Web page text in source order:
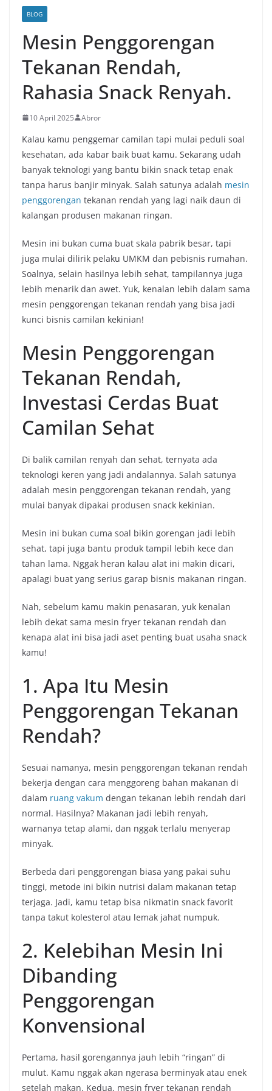
BLOG
Mesin Penggorengan
Tekanan Rendah,
Rahasia Snack Renyah.
10 April 2025 Abror
Kalau kamu penggemar camilan tapi mulai peduli soal
kesehatan, ada kabar baik buat kamu. Sekarang udah
banyak teknologi yang bantu bikin snack tetap enak
tanpa harus banjir minyak. Salah satunya adalah mesin
penggorengan tekanan rendah yang lagi naik daun di
kalangan produsen makanan ringan.
Mesin ini bukan cuma buat skala pabrik besar, tapi
juga mulai dilirik pelaku UMKM dan pebisnis rumahan.
Soalnya, selain hasilnya lebih sehat, tampilannya juga
lebih menarik dan awet. Yuk, kenalan lebih dalam sama
mesin penggorengan tekanan rendah yang bisa jadi
kunci bisnis camilan kekinian!
Mesin Penggorengan
Tekanan Rendah,
Investasi Cerdas Buat
Camilan Sehat
Di balik camilan renyah dan sehat, ternyata ada
teknologi keren yang jadi andalannya. Salah satunya
adalah mesin penggorengan tekanan rendah, yang
mulai banyak dipakai produsen snack kekinian.
Mesin ini bukan cuma soal bikin gorengan jadi lebih
sehat, tapi juga bantu produk tampil lebih kece dan
tahan lama. Nggak heran kalau alat ini makin dicari,
apalagi buat yang serius garap bisnis makanan ringan.
Nah, sebelum kamu makin penasaran, yuk kenalan
lebih dekat sama mesin fryer tekanan rendah dan
kenapa alat ini bisa jadi aset penting buat usaha snack
kamu!
1. Apa Itu Mesin
Penggorengan Tekanan
Rendah?
Sesuai namanya, mesin penggorengan tekanan rendah
bekerja dengan cara menggoreng bahan makanan di
dalam ruang vakum dengan tekanan lebih rendah dari
normal. Hasilnya? Makanan jadi lebih renyah,
warnanya tetap alami, dan nggak terlalu menyerap
minyak.
Berbeda dari penggorengan biasa yang pakai suhu
tinggi, metode ini bikin nutrisi dalam makanan tetap
terjaga. Jadi, kamu tetap bisa nikmatin snack favorit
tanpa takut kolesterol atau lemak jahat numpuk.
2. Kelebihan Mesin Ini
Dibanding
Penggorengan
Konvensional
Pertama, hasil gorengannya jauh lebih “ringan” di
mulut. Kamu nggak akan ngerasa berminyak atau enek
setelah makan. Kedua, mesin fryer tekanan rendah